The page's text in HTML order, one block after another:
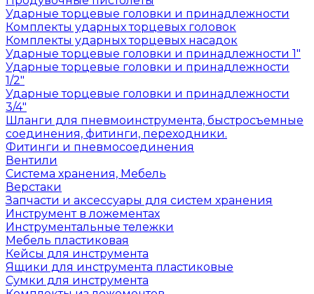
Ударные торцевые головки и принадлежности
Комплекты ударных торцевых головок
Комплекты ударных торцевых насадок
Ударные торцевые головки и принадлежности 1"
Ударные торцевые головки и принадлежности
1/2"
Ударные торцевые головки и принадлежности
3/4"
Шланги для пневмоинструмента, быстросъемные
соединения, фитинги, переходники.
Фитинги и пневмосоединения
Вентили
Система хранения, Мебель
Верстаки
Запчасти и аксессуары для систем хранения
Инструмент в ложементах
Инструментальные тележки
Мебель пластиковая
Кейсы для инструмента
Ящики для инструмента пластиковые
Сумки для инструмента